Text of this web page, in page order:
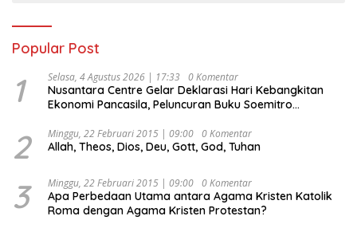
Popular Post
1 Selasa, 4 Agustus 2026 | 17:33 0 Komentar
Nusantara Centre Gelar Deklarasi Hari Kebangkitan
Ekonomi Pancasila, Peluncuran Buku Soemitro
Ekonomi Politik Indonesia) & Simposium Nasional
“Urgensi Undang-Undang Perekonomian Nasional dan
Indonesia Emas 2045”,
2 Minggu, 22 Februari 2015 | 09:00 0 Komentar
Allah, Theos, Dios, Deu, Gott, God, Tuhan
3 Minggu, 22 Februari 2015 | 09:00 0 Komentar
Apa Perbedaan Utama antara Agama Kristen Katolik
Roma dengan Agama Kristen Protestan?